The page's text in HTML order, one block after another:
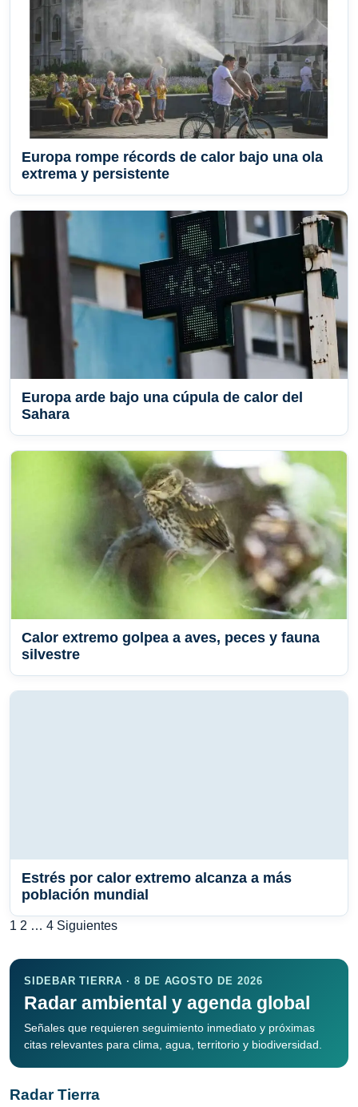
Europa rompe récords de calor bajo una ola
extrema y persistente
Europa arde bajo una cúpula de calor del
Sahara
Calor extremo golpea a aves, peces y fauna
silvestre
Estrés por calor extremo alcanza a más
población mundial
Paginación
de
entradas
1 2 … 4 Siguientes
SIDEBAR TIERRA · 8 DE AGOSTO DE 2026
Radar ambiental y agenda global
Señales que requieren seguimiento inmediato y próximas
citas relevantes para clima, agua, territorio y biodiversidad.
Radar Tierra